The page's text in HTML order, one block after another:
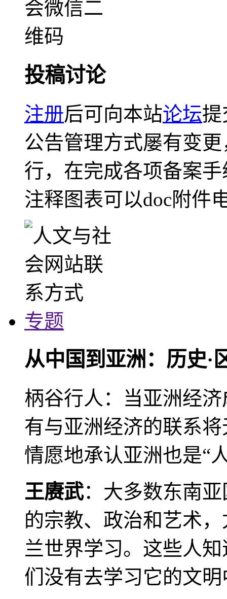
投稿讨论
注册后可向本站论坛提
公告管理方式屡有变
行，在完成各项备案
注释图表可以doc附件
专题
从中国到亚洲：历史·
柄谷行人：当亚洲经
有与亚洲经济的联系
情愿地承认亚洲也是“
王赓武：大多数东南
的宗教、政治和艺术
兰世界学习。这些人
们没有去学习它的文